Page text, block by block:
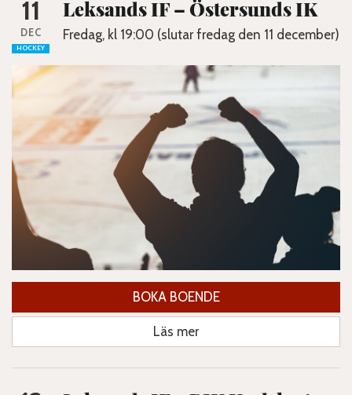
11
DEC
HOCKEY
Leksands IF – Östersunds IK
Fredag, kl 19:00 (slutar fredag den 11 december)
BOKA BOENDE
Läs mer